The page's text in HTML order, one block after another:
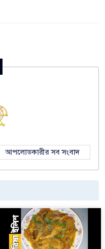
আপলোডকারীর সব সংবাদ